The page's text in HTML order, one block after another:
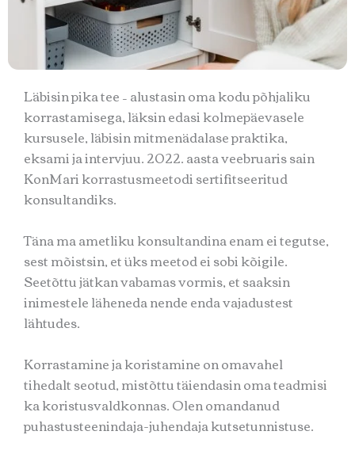
Läbisin pika tee – alustasin oma kodu põhjaliku
korrastamisega, läksin edasi kolmepäevasele
kursusele, läbisin mitmenädalase praktika,
eksami ja intervjuu. 2022. aasta veebruaris sain
KonMari korrastusmeetodi sertifitseeritud
konsultandiks.
Täna ma ametliku konsultandina enam ei tegutse,
sest mõistsin, et üks meetod ei sobi kõigile.
Seetõttu jätkan vabamas vormis, et saaksin
inimestele läheneda nende enda vajadustest
lähtudes.
Korrastamine ja koristamine on omavahel
tihedalt seotud, mistõttu täiendasin oma teadmisi
ka koristusvaldkonnas. Olen omandanud
puhastusteenindaja-juhendaja kutsetunnistuse.